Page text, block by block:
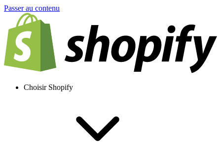
Passer au contenu
Choisir Shopify